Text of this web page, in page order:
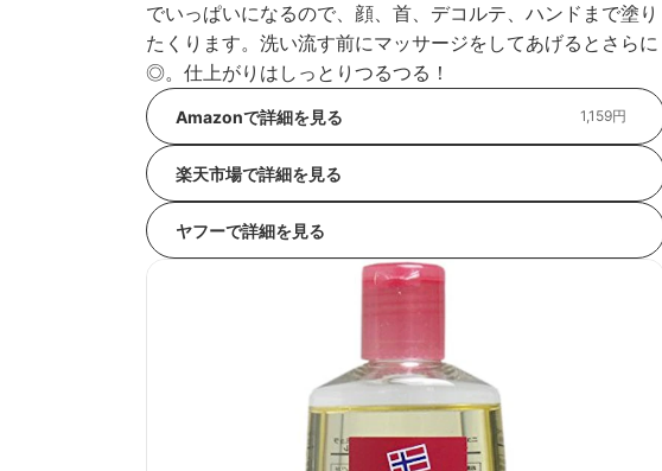
でいっぱいになるので、顔、首、デコルテ、ハンドまで塗り
たくります。洗い流す前にマッサージをしてあげるとさらに
◎。仕上がりはしっとりつるつる！
Amazonで詳細を見る 1,159円
楽天市場で詳細を見る
ヤフーで詳細を見る